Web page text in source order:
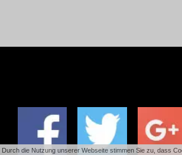
Durch die Nutzung unserer Webseite stimmen Sie zu, dass